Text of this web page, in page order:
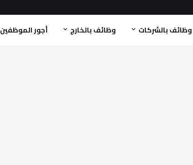
وظائف بالشركات وظائف بالخارج أجور الموظفين